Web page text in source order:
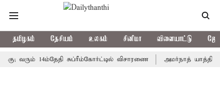
தமிழகம் தேசியம் உலகம் சினிமா விளையாட்டு
வரும் 14ம்தேதி சுப்ரீம்கோர்ட்டில் விசாரணை அமர்நாத் யாத்திரை